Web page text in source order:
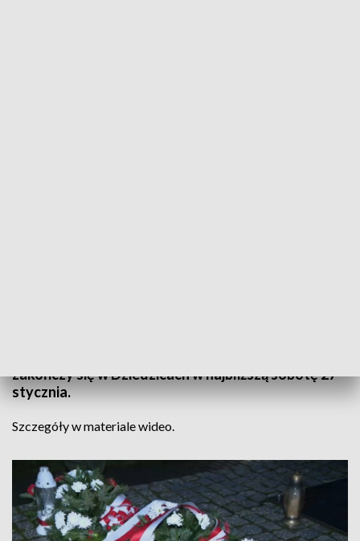
zakończy się w Dziedzicach w najbliższą sobotę 27
stycznia.
Szczegóły w materiale wideo.